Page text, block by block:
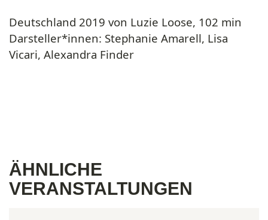
Deutschland 2019 von Luzie Loose, 102 min
Darsteller*innen: Stephanie Amarell, Lisa
Vicari, Alexandra Finder
ÄHNLICHE
VERANSTALTUNGEN